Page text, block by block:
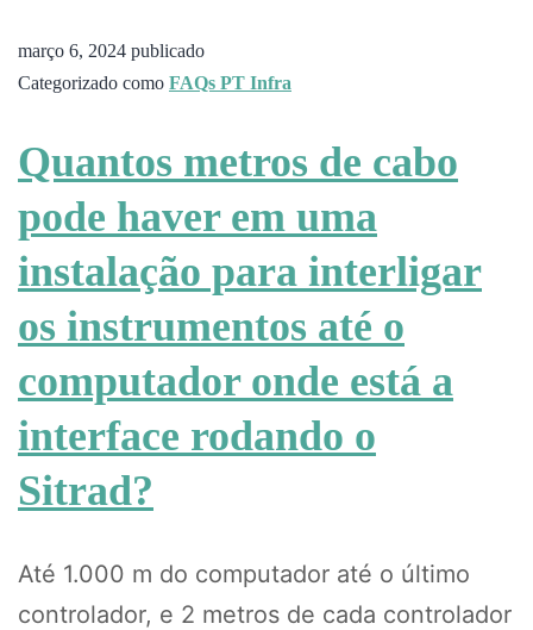
março 6, 2024 publicado
Categorizado como FAQs PT Infra
Quantos metros de cabo
pode haver em uma
instalação para interligar
os instrumentos até o
computador onde está a
interface rodando o
Sitrad?
Até 1.000 m do computador até o último
controlador, e 2 metros de cada controlador